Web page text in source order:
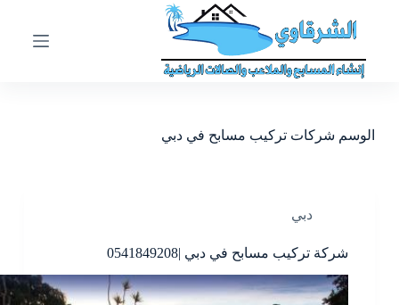
و
ى
الوسم شركات تركيب مسابح في دبي
دبي
شركة تركيب مسابح في دبي |0541849208